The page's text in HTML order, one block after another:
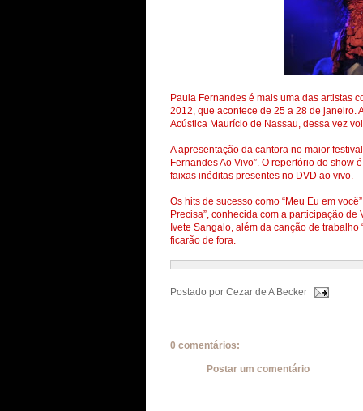
Paula Fernandes é mais uma das artistas
2012, que acontece de 25 a 28 de janeiro.
Acústica Maurício de Nassau, dessa vez
A apresentação da cantora no maior
Fernandes Ao Vivo”. O repertório do show
faixas inéditas presentes no DVD ao vivo.
Os hits de sucesso como “Meu Eu em
Precisa”, conhecida com a participação de
Ivete Sangalo, além da canção de trabalho
ficarão de fora.
Postado por Cezar de A Becker
0 comentários:
Postar um comentário